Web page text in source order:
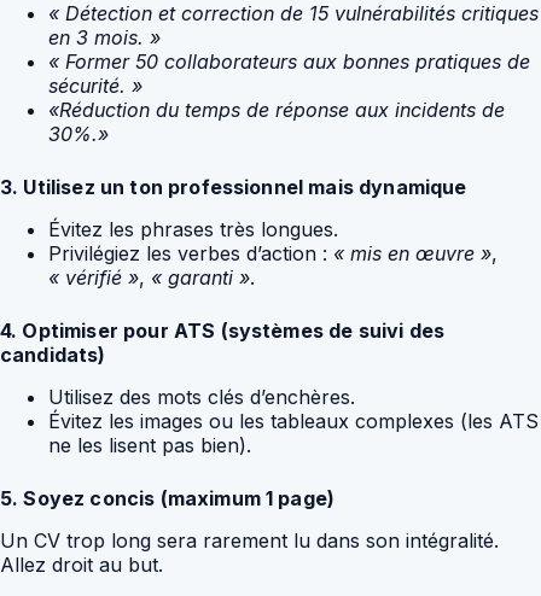
« Détection et correction de 15 vulnérabilités critiques
en 3 mois. »
« Former 50 collaborateurs aux bonnes pratiques de
sécurité. »
«Réduction du temps de réponse aux incidents de
30%.»
3. Utilisez un ton professionnel mais dynamique
Évitez les phrases très longues.
Privilégiez les verbes d’action : « mis en œuvre »,
« vérifié », « garanti ».
4. Optimiser pour ATS (systèmes de suivi des
candidats)
Utilisez des mots clés d’enchères.
Évitez les images ou les tableaux complexes (les ATS
ne les lisent pas bien).
5. Soyez concis (maximum 1 page)
Un CV trop long sera rarement lu dans son intégralité.
Allez droit au but.